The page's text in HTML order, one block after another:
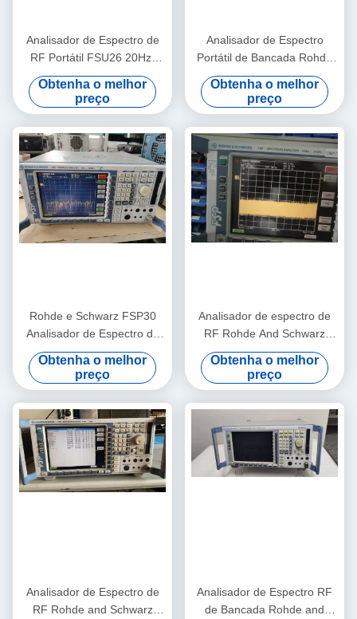
Analisador de Espectro de
RF Portátil FSU26 20Hz-
26.5GHz Usado Rohde And
Schwarz
Obtenha o melhor
preço
Analisador de Espectro
Portátil de Bancada Rohde
and Schwarz FSP40 com
Faixa de 9 KHz a 40 GHz e
Nível de Ruído de -155 dBm
Obtenha o melhor
preço
Rohde e Schwarz FSP30
Analisador de Espectro de
RF de 9 KHz a 30 GHz com
nível de ruído de -155 dBm
e testado pré-propriedade
Obtenha o melhor
preço
Analisador de espectro de
RF Rohde And Schwarz
FSP3 Analisador prático de
frequência de RF
Obtenha o melhor
preço
Analisador de Espectro de
RF Rohde and Schwarz
Analisador de Espectro RF
de Bancada Rohde and